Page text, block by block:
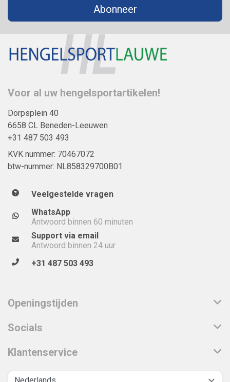
Abonneer
Voor al uw hengelsportartikelen!
Dorpsplein 40
6658 CL Beneden-Leeuwen
+31 487 503 493
KVK nummer: 70467072
btw-nummer: NL858329700B01
Veelgestelde vragen
WhatsApp
Antwoord binnen 60 minuten
Support via email
Antwoord binnen 24 uur
+31 487 503 493
Openingstijden
Socials
Klantenservice